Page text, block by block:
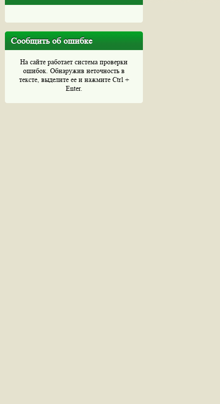
Сообщить об ошибке
На сайте работает система проверки
ошибок. Обнаружив неточность в
тексте, выделите ее и нажмите Ctrl +
Enter.